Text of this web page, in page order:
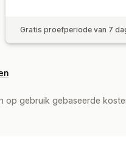
Gratis proefperiode van 7
op gebruik gebaseerde